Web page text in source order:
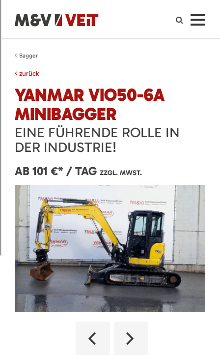
Bagger
zurück
YANMAR VIO50-6A
MINIBAGGER
EINE FÜHRENDE ROLLE IN
DER INDUSTRIE!
AB 101 €* / TAG ZZGL. MWST.